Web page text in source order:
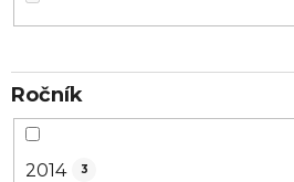
Ročník
2014 3